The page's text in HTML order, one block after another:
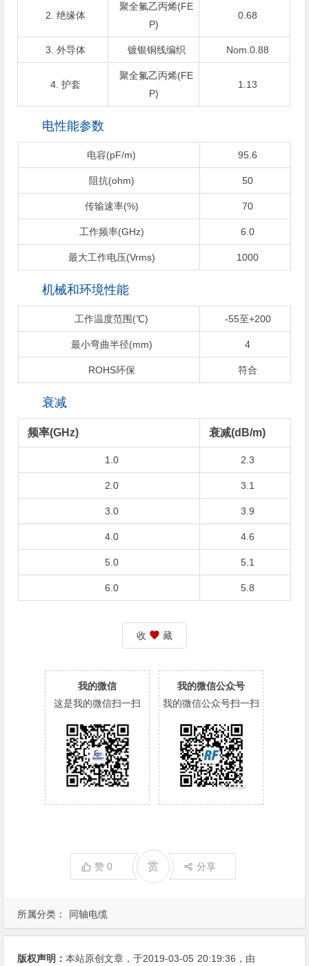
所属分类： 同轴电缆
2. 绝缘体
聚全氟乙丙烯(FE
P)
0.68
3. 外导体 镀银铜线编织 Nom.0.88
4. 护套
聚全氟乙丙烯(FE
P)
1.13
电性能参数
电容(pF/m) 95.6
阻抗(ohm) 50
传输速率(%) 70
工作频率(GHz) 6.0
最大工作电压(Vrms) 1000
机械和环境性能
工作温度范围(℃) -55至+200
最小弯曲半径(mm) 4
ROHS环保 符合
衰减
频率(GHz) 衰减(dB/m)
1.0 2.3
2.0 3.1
3.0 3.9
4.0 4.6
5.0 5.1
6.0 5.8
收 藏
我的微信
这是我的微信扫一扫
我的微信公众号
我的微信公众号扫一扫
赞0 赏 分享
版权声明：本站原创文章，于2019-03-05 20:19:36 ，由